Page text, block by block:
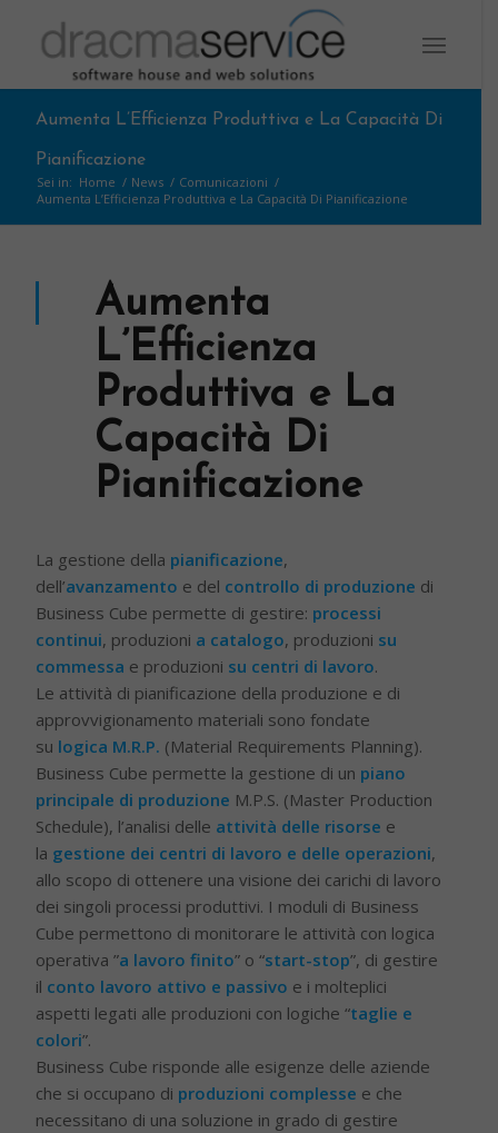
Aumenta L’Efficienza Produttiva e La Capacità Di
Pianificazione
Sei in: Home / News / Comunicazioni /
Aumenta L’Efficienza Produttiva e La Capacità Di Pianificazione
Aumenta
L’Efficienza
Produttiva e La
Capacità Di
Pianificazione
La gestione della pianificazione,
dell’avanzamento e del controllo di produzione di
Business Cube permette di gestire: processi
continui, produzioni a catalogo, produzioni su
commessa e produzioni su centri di lavoro.
Le attività di pianificazione della produzione e di
approvvigionamento materiali sono fondate
su logica M.R.P. (Material Requirements Planning).
Business Cube permette la gestione di un piano
principale di produzione M.P.S. (Master Production
Schedule), l’analisi delle attività delle risorse e
la gestione dei centri di lavoro e delle operazioni,
allo scopo di ottenere una visione dei carichi di lavoro
dei singoli processi produttivi. I moduli di Business
Cube permettono di monitorare le attività con logica
operativa ”a lavoro finito” o “start-stop”, di gestire
il conto lavoro attivo e passivo e i molteplici
aspetti legati alle produzioni con logiche “taglie e
colori”.
Business Cube risponde alle esigenze delle aziende
che si occupano di produzioni complesse e che
necessitano di una soluzione in grado di gestire